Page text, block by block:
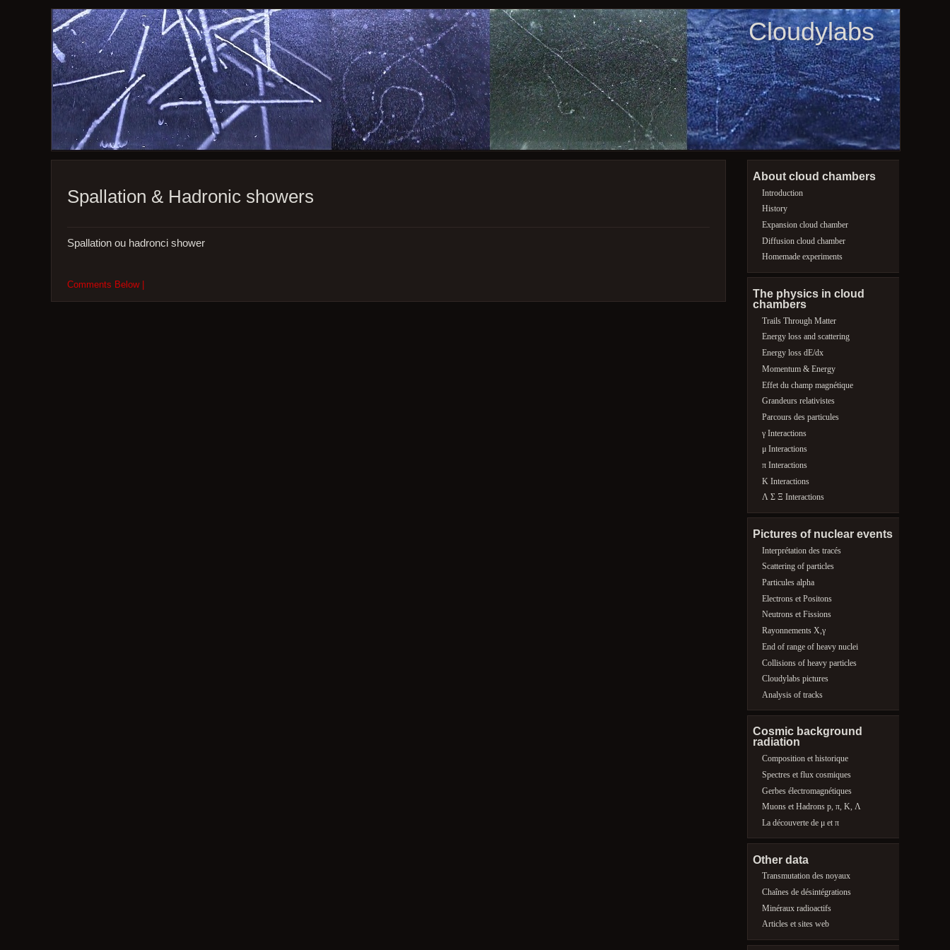
Cloudylabs
Spallation & Hadronic showers
Spallation ou hadronci shower
Comments Below |
About cloud chambers
Introduction
History
Expansion cloud chamber
Diffusion cloud chamber
Homemade experiments
The physics in cloud
chambers
Trails Through Matter
Energy loss and scattering
Energy loss dE/dx
Momentum & Energy
Effet du champ magnétique
Grandeurs relativistes
Parcours des particules
γ Interactions
μ Interactions
π Interactions
K Interactions
Λ Σ Ξ Interactions
Pictures of nuclear events
Interprétation des tracés
Scattering of particles
Particules alpha
Electrons et Positons
Neutrons et Fissions
Rayonnements X,γ
End of range of heavy nuclei
Collisions of heavy particles
Cloudylabs pictures
Analysis of tracks
Cosmic background
radiation
Composition et historique
Spectres et flux cosmiques
Gerbes électromagnétiques
Muons et Hadrons p, π, K, Λ
La découverte de μ et π
Other data
Transmutation des noyaux
Chaînes de désintégrations
Minéraux radioactifs
Articles et sites web